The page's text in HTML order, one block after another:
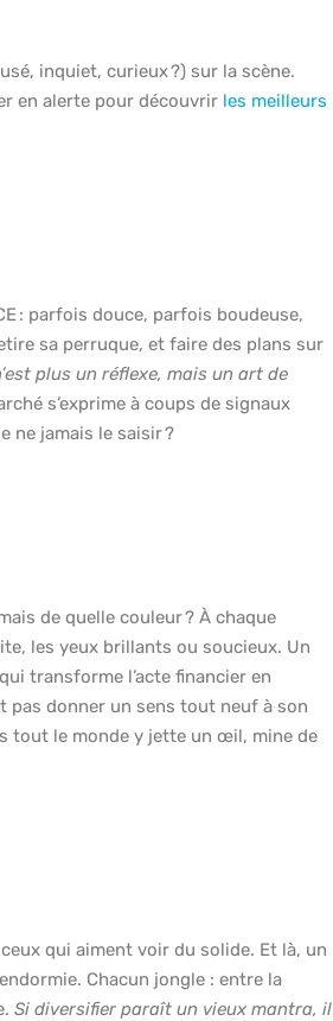
inquiet, curieux ?) sur la scène.
en alerte pour découvrir les meilleurs
: parfois douce, parfois boudeuse,
sa perruque, et faire des plans sur
plus un réflexe, mais un art de
s’exprime à coups de signaux
ne jamais le saisir ?
de quelle couleur ? À chaque
les yeux brillants ou soucieux. Un
transforme l’acte financier en
pas donner un sens tout neuf à son
tout le monde y jette un œil, mine de
qui aiment voir du solide. Et là, un
Chacun jongle : entre la
Si diversifier paraît un vieux mantra, il